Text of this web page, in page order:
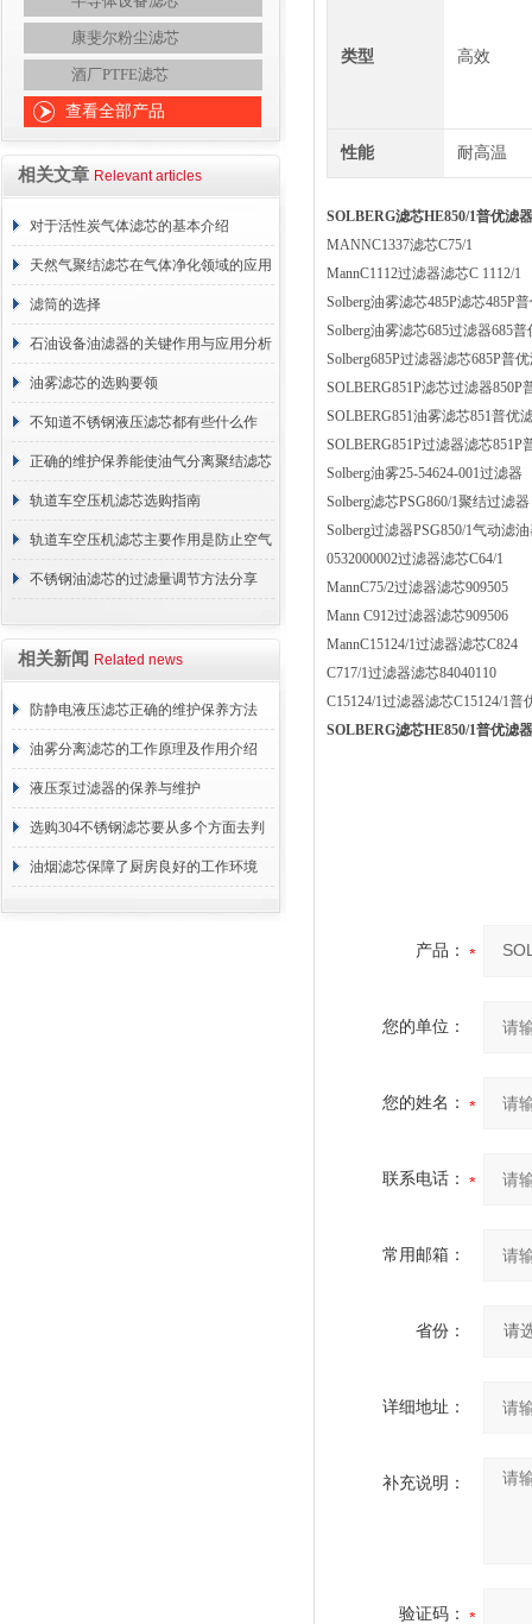
康斐尔粉尘滤芯
酒厂PTFE滤芯
查看全部产品
相关文章 Relevant articles
对于活性炭气体滤芯的基本介绍
天然气聚结滤芯在气体净化领域的应用
与重要性
滤筒的选择
石油设备油滤器的关键作用与应用分析
油雾滤芯的选购要领
不知道不锈钢液压滤芯都有些什么作
用？进来看
正确的维护保养能使油气分离聚结滤芯
长期稳定运行
轨道车空压机滤芯选购指南
轨道车空压机滤芯主要作用是防止空气
中的杂质和油脂浓度升高
不锈钢油滤芯的过滤量调节方法分享
相关新闻 Related news
防静电液压滤芯正确的维护保养方法
油雾分离滤芯的工作原理及作用介绍
液压泵过滤器的保养与维护
选购304不锈钢滤芯要从多个方面去判
断
油烟滤芯保障了厨房良好的工作环境
类型 高效
性能 耐高温
SOLBERG滤芯HE850/1普优滤
MANNC1337滤芯C75/1
MannC1112过滤器滤芯C 1112/1
Solberg油雾滤芯485P滤芯485P
Solberg油雾滤芯685过滤器685
Solberg685P过滤器滤芯685P普
SOLBERG851P滤芯过滤器850P
SOLBERG851油雾滤芯851普优
SOLBERG851P过滤器滤芯851P
Solberg油雾25-54624-001过滤器
Solberg滤芯PSG860/1聚结过滤器
Solberg过滤器PSG850/1气动滤
0532000002过滤器滤芯C64/1
MannC75/2过滤器滤芯909505
Mann C912过滤器滤芯909506
MannC15124/1过滤器滤芯C824
C717/1过滤器滤芯84040110
C15124/1过滤器滤芯C15124/1普
SOLBERG滤芯HE850/1普优滤
产品：
您的单位：
您的姓名：
联系电话：
常用邮箱：
省份：
详细地址：
补充说明：
验证码：